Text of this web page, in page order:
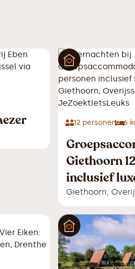
12 personen 6
Giethoorn
inclusief
Giethoorn,